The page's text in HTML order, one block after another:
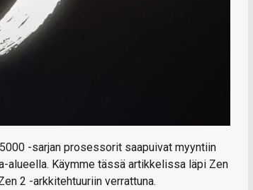
-sarjan prosessorit saapuivat myyntiin
alueella. Käymme tässä artikkelissa läpi Zen
2 -arkkitehtuuriin verrattuna.